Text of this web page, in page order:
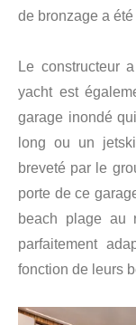
de bronzage a
Le constructeur
yacht est
garage inondé
long ou un
breveté par le
porte de ce
beach plage au
parfaitement
fonction de leurs